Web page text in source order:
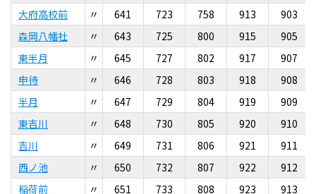
大府高校前
〃
森岡八幡社
〃
東半月
〃
申待
〃
半月
〃
東吉川
〃
吉川
〃
西ノ池
〃
稲荷前
〃
641
643
645
646
647
648
649
650
651
723
725
727
728
729
730
731
732
733
758
800
802
803
804
805
806
807
808
913
915
917
918
919
920
921
922
923
903
905
907
908
909
910
911
912
913